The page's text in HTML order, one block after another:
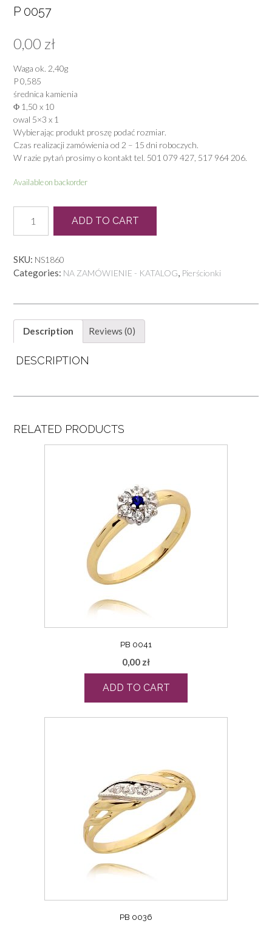
P 0057
0,00 zł
Waga ok. 2,40g
P 0,585
średnica kamienia
Φ 1,50 x 10
owal 5×3 x 1
Wybierając produkt proszę podać rozmiar.
Czas realizacji zamówienia od 2 – 15 dni roboczych.
W razie pytań prosimy o kontakt tel. 501 079 427, 517 964 206.
Available on backorder
0057
quantity
ADD TO CART
SKU: NS1860
Categories: NA ZAMÓWIENIE - KATALOG, Pierścionki
Description Reviews (0)
DESCRIPTION
RELATED PRODUCTS
PB 0041
0,00 zł
ADD TO CART
PB 0036